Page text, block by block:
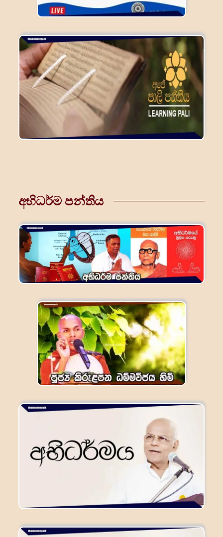
අභිධර්ම පන්තිය